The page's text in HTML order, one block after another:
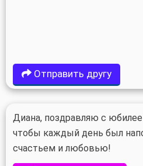
Отправить другу
Диана, поздравляю с
чтобы каждый день был
счастьем и любовью!